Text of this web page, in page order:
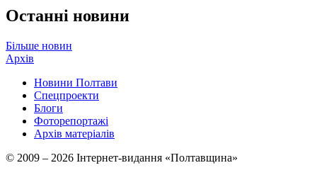
Останні новини
Більше новин
Архів
Новини Полтави
Спецпроекти
Блоги
Фоторепортажі
Архів матеріалів
© 2009 – 2026 Інтернет-видання «Полтавщина»